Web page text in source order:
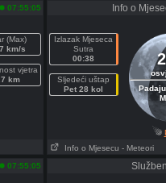
07:55:05
(Max)
km/s
vjetra
km
Info o
Izlazak Mjeseca
Sutra
00:38
Sljedeći uštap
Pet 28 kol
Info o Mjesecu - Meteori
07:55:05